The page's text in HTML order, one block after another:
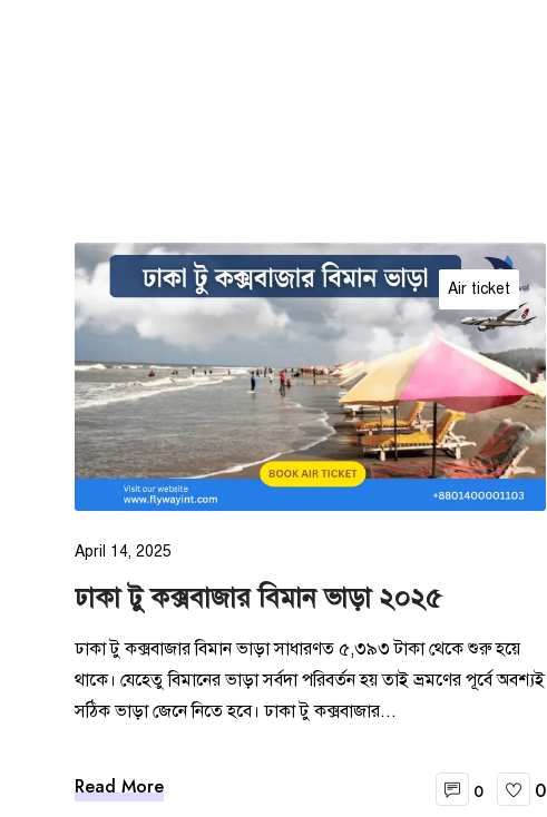
Air ticket
April 14, 2025
ঢাকা টু কক্সবাজার বিমান ভাড়া ২০২৫
ঢাকা টু কক্সবাজার বিমান ভাড়া সাধারণত ৫,৩৯৩ টাকা থেকে শুরু হয়ে
থাকে। যেহেতু বিমানের ভাড়া সর্বদা পরিবর্তন হয় তাই ভ্রমণের পূর্বে অবশ্যই
সঠিক ভাড়া জেনে নিতে হবে। ঢাকা টু কক্সবাজার...
Read More 0
0